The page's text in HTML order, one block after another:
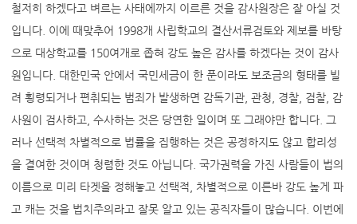
철저히 하겠다고 벼르는 사태에까지 이르른 것을 감사원장은 잘 아실 것
입니다. 이에 때맞추어 1998개 사립학교의 결산서류검토와 제보를 바탕
으로 대상학교를 150여개로 좁혀 강도 높은 감사를 하겠다는 것이 감사
원입니다. 대한민국 안에서 국민세금이 한 푼이라도 보조금의 형태를 빌
려 횡령되거나 편취되는 범죄가 발생하면 감독기관, 관청, 경찰, 검찰, 감
사원이 검사하고, 수사하는 것은 당연한 일이며 또 그래야만 합니다. 그
러나 선택적 차별적으로 법률을 집행하는 것은 공정하지도 않고 합리성
을 결여한 것이며 청렴한 것도 아닙니다. 국가권력을 가진 사람들이 법의
이름으로 미리 타겟을 정해놓고 선택적, 차별적으로 이른바 강도 높게 파
고 캐는 것을 법치주의라고 잘못 알고 있는 공직자들이 많습니다. 이번에